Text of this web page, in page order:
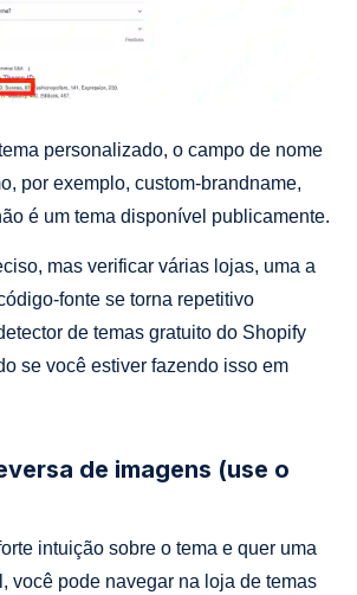
personalizado, o campo de nome
por exemplo, custom-brandname,
é um tema disponível publicamente.
mas verificar várias lojas, uma a
fonte se torna repetitivo
de temas gratuito do Shopify
se você estiver fazendo isso em
de imagens (use o
intuição sobre o tema e quer uma
você pode navegar na loja de temas